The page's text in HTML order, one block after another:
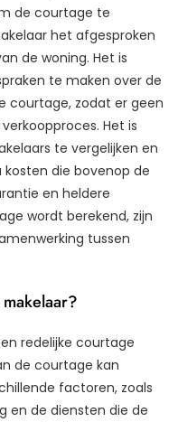
de courtage te
het afgesproken
de woning. Het is
te maken over de
courtage, zodat er geen
Het is
te vergelijken en
die bovenop de
en heldere
wordt berekend, zijn
tussen
redelijke courtage
de courtage kan
factoren, zoals
en de diensten die de